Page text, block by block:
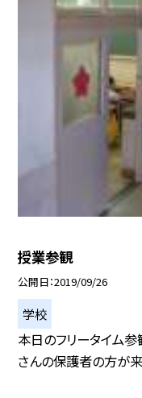
授業参観
公開日 2019/09/26
学校
本日のフリータイム参
さんの保護者の方が